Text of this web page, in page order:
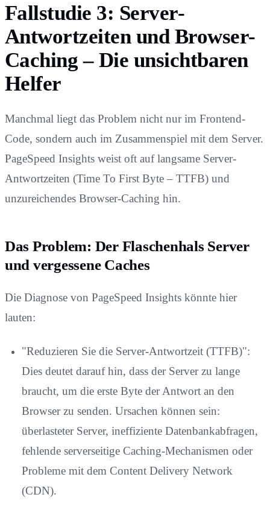
Fallstudie 3: Server-
Antwortzeiten und Browser-
Caching – Die unsichtbaren
Helfer
Manchmal liegt das Problem nicht nur im Frontend-
Code, sondern auch im Zusammenspiel mit dem Server.
PageSpeed Insights weist oft auf langsame Server-
Antwortzeiten (Time To First Byte – TTFB) und
unzureichendes Browser-Caching hin.
Das Problem: Der Flaschenhals Server
und vergessene Caches
Die Diagnose von PageSpeed Insights könnte hier
lauten:
"Reduzieren Sie die Server-Antwortzeit (TTFB)":
Dies deutet darauf hin, dass der Server zu lange
braucht, um die erste Byte der Antwort an den
Browser zu senden. Ursachen können sein:
überlasteter Server, ineffiziente Datenbankabfragen,
fehlende serverseitige Caching-Mechanismen oder
Probleme mit dem Content Delivery Network
(CDN).